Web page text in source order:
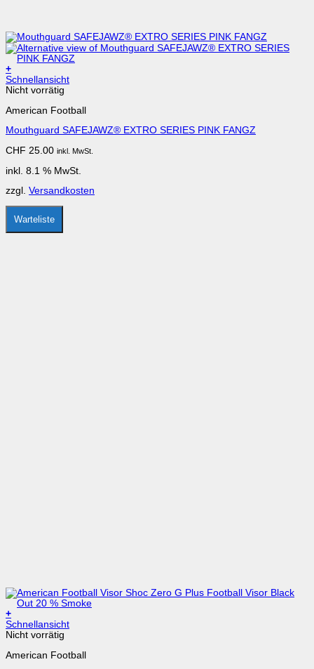
+
Schnellansicht
Nicht vorrätig
American Football
Mouthguard SAFEJAWZ® EXTRO SERIES PINK FANGZ
CHF 25.00 inkl. MwSt.
inkl. 8.1 % MwSt.
zzgl. Versandkosten
Warteliste
+
Schnellansicht
Nicht vorrätig
American Football